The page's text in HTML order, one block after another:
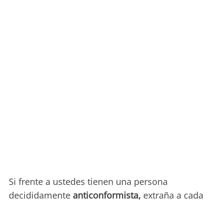
Si frente a ustedes tienen una persona
decididamente anticonformista, extraña a cada